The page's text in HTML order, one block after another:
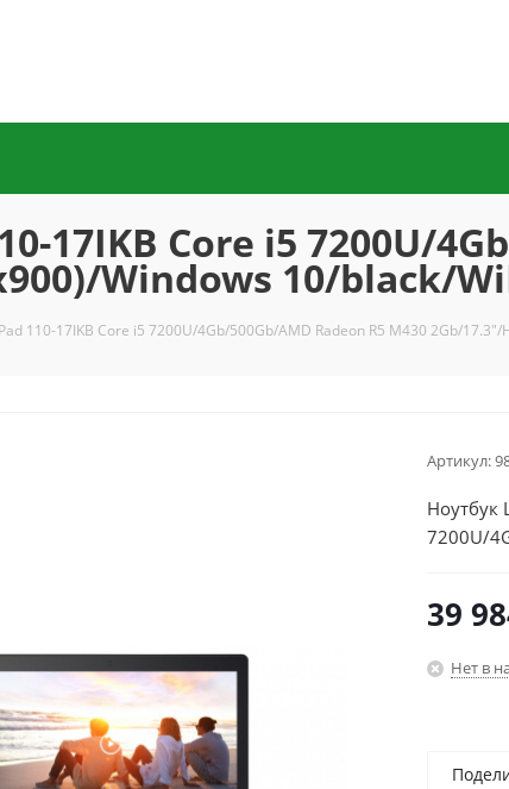
17IKB Core i5 7200U/
Windows 10/black/
110-17IKB Core i5 7200U/4Gb/500Gb/AMD Radeon R5 M430 2Gb/
Артикул:
Ноутбук
7200U/
39
Нет в